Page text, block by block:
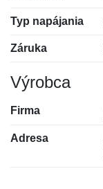
Typ napájania
Záruka
Výrobca
Firma
Adresa